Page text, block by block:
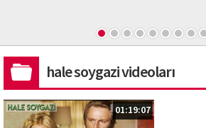
hale soygazi videoları
01:19:07